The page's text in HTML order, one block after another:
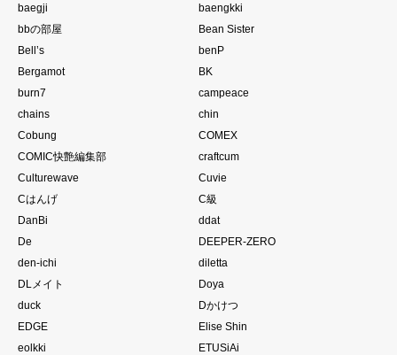
baegji
baengkki
bbの部屋
Bean Sister
Bell’s
benP
Bergamot
BK
burn7
campeace
chains
chin
Cobung
COMEX
COMIC快艶編集部
craftcum
Culturewave
Cuvie
Cはんげ
C級
DanBi
ddat
De
DEEPER-ZERO
den-ichi
diletta
DLメイト
Doya
duck
Dかけつ
EDGE
Elise Shin
eolkki
ETUSiAi